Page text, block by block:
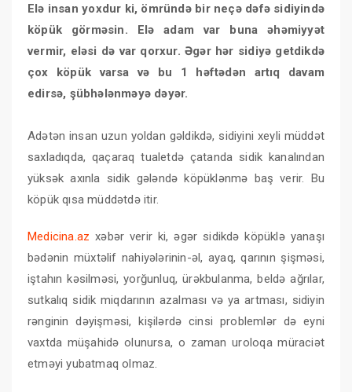
Elə insan yoxdur ki, ömründə bir neçə dəfə sidiyində
köpük görməsin. Elə adam var buna əhəmiyyət
vermir, eləsi də var qorxur. Əgər hər sidiyə getdikdə
çox köpük varsa və bu 1 həftədən artıq davam
edirsə, şübhələnməyə dəyər.
Adətən insan uzun yoldan gəldikdə, sidiyini xeyli müddət
saxladıqda, qaçaraq tualetdə çatanda sidik kanalından
yüksək axınla sidik gələndə köpüklənmə baş verir. Bu
köpük qısa müddətdə itir.
Medicina.azxəbər verir ki, əgər sidikdə köpüklə yanaşı
bədənin müxtəlif nahiyələrinin-əl, ayaq, qarının şişməsi,
iştahın kəsilməsi, yorğunluq, ürəkbulanma, beldə ağrılar,
sutkalıq sidik miqdarının azalması və ya artması, sidiyin
rənginin dəyişməsi, kişilərdə cinsi problemlər də eyni
vaxtda müşahidə olunursa, o zaman uroloqa müraciət
etməyi yubatmaq olmaz.